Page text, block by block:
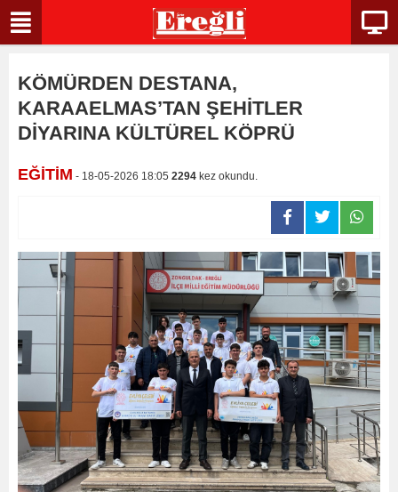
KÖMÜRDEN DESTANA,
KARAAELMAS’TAN ŞEHİTLER
DİYARINA KÜLTÜREL KÖPRÜ
EĞİTİM - 18-05-2026 18:05 2294 kez okundu.